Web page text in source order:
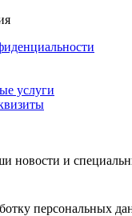
услуги
новости и
персональных